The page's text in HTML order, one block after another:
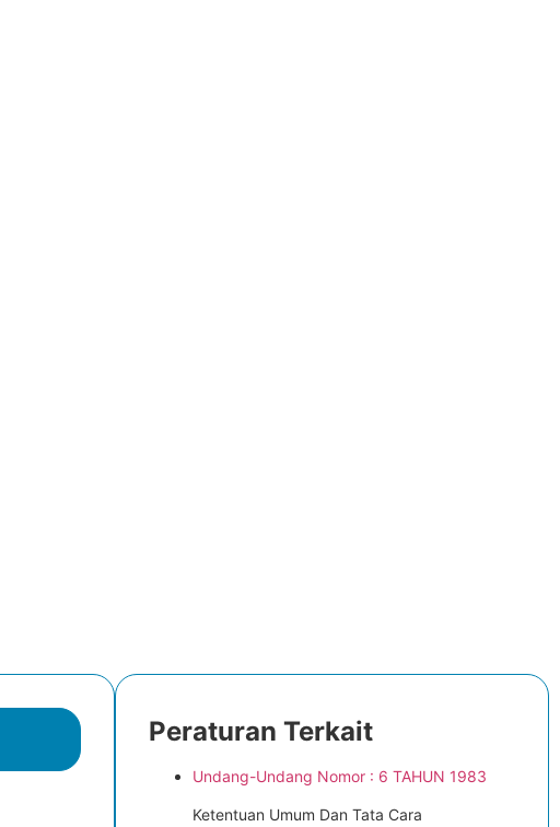
Peraturan Terkait
Undang-Undang Nomor : 6 TAHUN 1983
Ketentuan Umum Dan Tata Cara